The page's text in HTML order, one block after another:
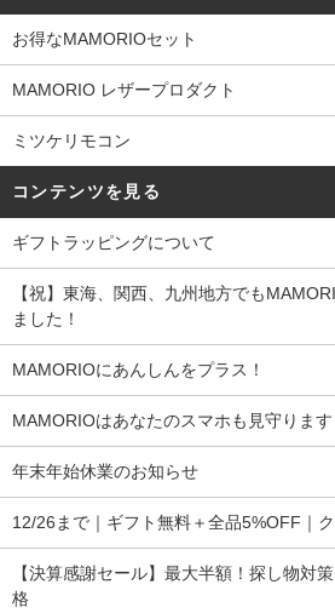
お得なMAMORIOセット
MAMORIO レザープロダクト
ミツケリモコン
コンテンツを見る
ギフトラッピングについて
【祝】東海、関西、九州地方でも
ました！
MAMORIOにあんしんをプラス！
MAMORIOはあなたのスマホも見守ります
年末年始休業のお知らせ
12/26まで｜ギフト無料＋全品5%OFF｜
【決算感謝セール】最大半額！探し物対
格